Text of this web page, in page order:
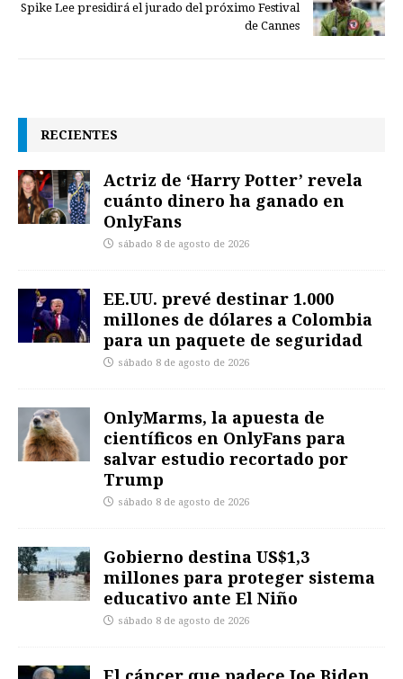
Spike Lee presidirá el jurado del próximo Festival
de Cannes
RECIENTES
Actriz de ‘Harry Potter’ revela
cuánto dinero ha ganado en
OnlyFans
sábado 8 de agosto de 2026
EE.UU. prevé destinar 1.000
millones de dólares a Colombia
para un paquete de seguridad
sábado 8 de agosto de 2026
OnlyMarms, la apuesta de
científicos en OnlyFans para
salvar estudio recortado por
Trump
sábado 8 de agosto de 2026
Gobierno destina US$1,3
millones para proteger sistema
educativo ante El Niño
sábado 8 de agosto de 2026